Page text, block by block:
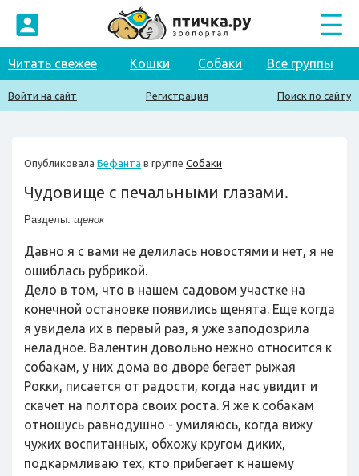
Читать свежее Кошки Собаки Все группы
Войти на сайт Регистрация Поиск по сайту
Опубликовала Бефанта в группе Собаки
Чудовище с печальными глазами.
Разделы: щенок
Давно я с вами не делилась новостями и нет, я не
ошиблась рубрикой.
Дело в том, что в нашем садовом участке на
конечной остановке появились щенята. Еще когда
я увидела их в первый раз, я уже заподозрила
неладное. Валентин довольно нежно относится к
собакам, у них дома во дворе бегает рыжая
Рокки, писается от радости, когда нас увидит и
скачет на полтора своих роста. Я же к собакам
отношусь равнодушно - умиляюсь, когда вижу
чужих воспитанных, обхожу кругом диких,
подкармливаю тех, кто прибегает к нашему